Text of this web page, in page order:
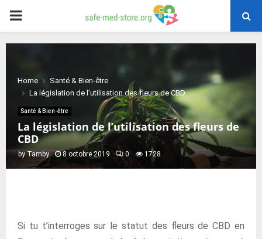
PRIMARY
MENU
Home
Santé & Bien-être
La législation de l’utilisation des fleurs de CBD
Santé & Bien-être
La législation de l’utilisation des fleurs de
CBD
byTamby 8 octobre 2019 0 1728
Si tu t’interroges sur le statut des fleurs de CBD en